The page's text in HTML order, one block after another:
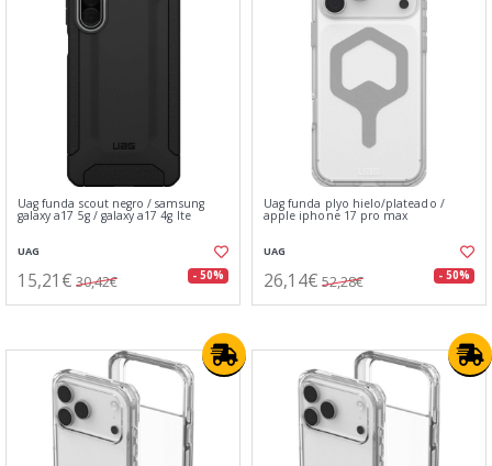
Uag funda scout negro⁤⁣ / samsung
galaxy a17 5g / galaxy a17 4g lte
UAG
15,21€ 30,42€ - 50%
Uag funda plyo hielo/plat⁤eado⁤⁣ /
apple iphone 17 pro max
UAG
26,14€ 52,28€ - 50%